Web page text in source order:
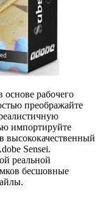
рабочего
преображайте
импортируйте
высококачественный
Sensei.
реальной
бесшовные